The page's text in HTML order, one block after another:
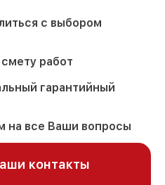
с выбором
работ
гарантийный
на все Ваши вопросы
контакты